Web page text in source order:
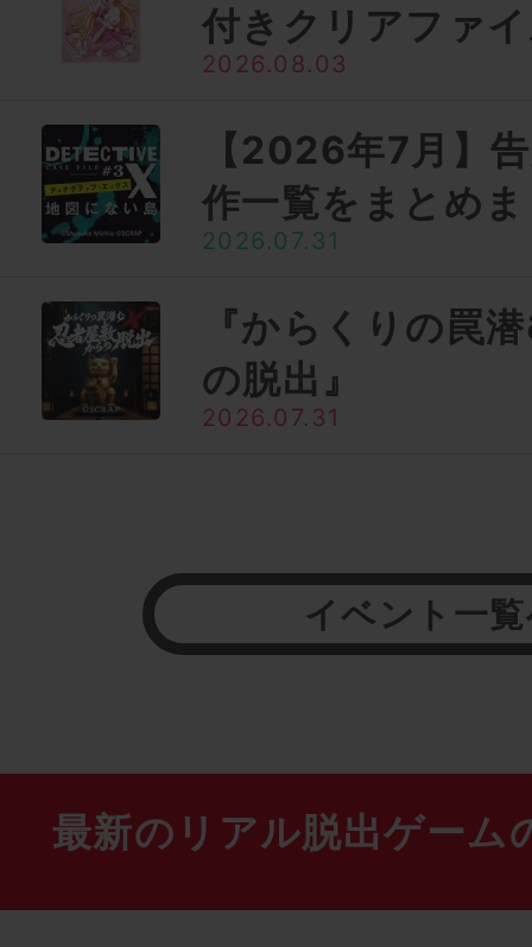
付きクリアファ
2026.08.03
【2026年7月】
作一覧をまとめ
2026.07.31
『からくりの罠
の脱出』
2026.07.31
イベント一
最新のリアル脱出ゲーム